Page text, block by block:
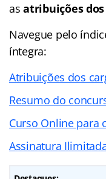
asatribuições dos
Navegue pelo
íntegra:
Atribuições dos
Resumo do
Curso Online para
Assinatura